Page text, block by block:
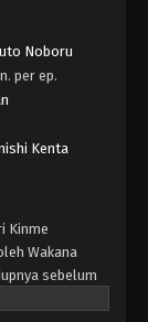
Noboru
per ep.
Kenta
Kinme
Wakana
sebelum